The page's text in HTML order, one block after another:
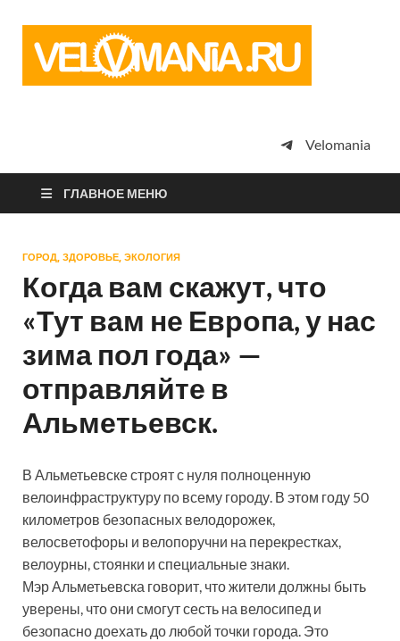
просто
Velomania
ГЛАВНОЕ МЕНЮ
ГОРОД, ЗДОРОВЬЕ, ЭКОЛОГИЯ
Когда вам скажут, что
«Тут вам не Европа, у нас
зима пол года» —
отправляйте в
Альметьевск.
В Альметьевске строят с нуля полноценную
велоинфраструктуру по всему городу. В этом году 50
километров безопасных велодорожек,
велосветофоры и велопоручни на перекрестках,
велоурны, стоянки и специальные знаки.
Мэр Альметьевска говорит, что жители должны быть
уверены, что они смогут сесть на велосипед и
безопасно доехать до любой точки города. Это